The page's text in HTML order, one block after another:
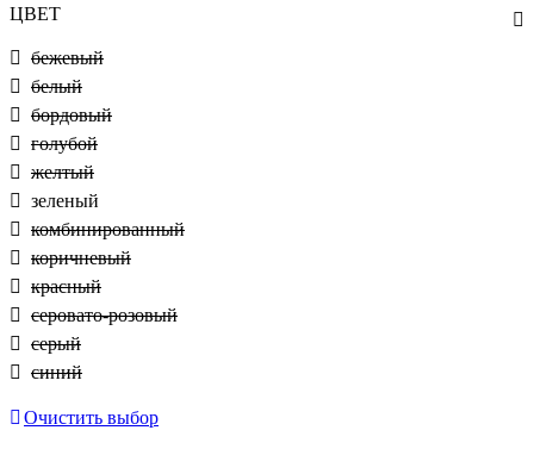
ЦВЕТ
бежевый
белый
бордовый
голубой
желтый
зеленый
комбинированный
коричневый
красный
серовато-розовый
серый
синий
Очистить выбор